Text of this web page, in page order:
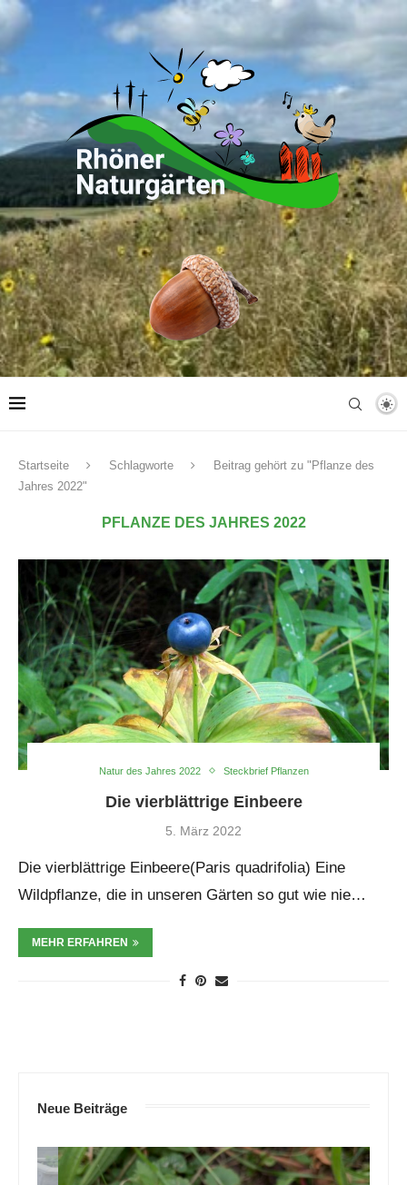
Startseite Schlagworte
Beitrag gehört zu "Pflanze des
Jahres 2022"
PFLANZE DES JAHRES 2022
Natur des Jahres 2022 Steckbrief Pflanzen
Die vierblättrige Einbeere
5. März 2022
Die vierblättrige Einbeere(Paris quadrifolia) Eine
Wildpflanze, die in unseren Gärten so gut wie nie…
MEHR ERFAHREN
Neue Beiträge